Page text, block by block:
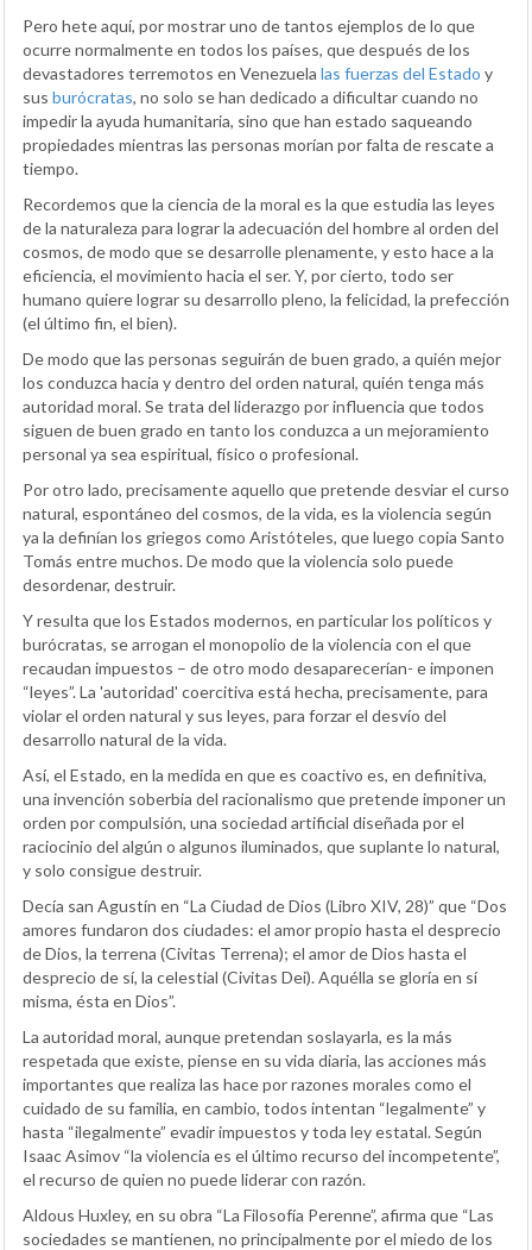
Pero hete aquí, por mostrar uno de tantos ejemplos de lo que
ocurre normalmente en todos los países, que después de los
devastadores terremotos en Venezuela las fuerzas del Estado y
sus burócratas, no solo se han dedicado a dificultar cuando no
impedir la ayuda humanitaria, sino que han estado saqueando
propiedades mientras las personas morían por falta de rescate a
tiempo.
Recordemos que la ciencia de la moral es la que estudia las leyes
de la naturaleza para lograr la adecuación del hombre al orden del
cosmos, de modo que se desarrolle plenamente, y esto hace a la
eficiencia, el movimiento hacia el ser. Y, por cierto, todo ser
humano quiere lograr su desarrollo pleno, la felicidad, la prefección
(el último fin, el bien).
De modo que las personas seguirán de buen grado, a quién mejor
los conduzca hacia y dentro del orden natural, quién tenga más
autoridad moral. Se trata del liderazgo por influencia que todos
siguen de buen grado en tanto los conduzca a un mejoramiento
personal ya sea espiritual, físico o profesional.
Por otro lado, precisamente aquello que pretende desviar el curso
natural, espontáneo del cosmos, de la vida, es la violencia según
ya la definían los griegos como Aristóteles, que luego copia Santo
Tomás entre muchos. De modo que la violencia solo puede
desordenar, destruir.
Y resulta que los Estados modernos, en particular los políticos y
burócratas, se arrogan el monopolio de la violencia con el que
recaudan impuestos – de otro modo desaparecerían- e imponen
“leyes”. La 'autoridad' coercitiva está hecha, precisamente, para
violar el orden natural y sus leyes, para forzar el desvío del
desarrollo natural de la vida.
Así, el Estado, en la medida en que es coactivo es, en definitiva,
una invención soberbia del racionalismo que pretende imponer un
orden por compulsión, una sociedad artificial diseñada por el
raciocinio del algún o algunos iluminados, que suplante lo natural,
y solo consigue destruir.
Decía san Agustín en “La Ciudad de Dios (Libro XIV, 28)” que “Dos
amores fundaron dos ciudades: el amor propio hasta el desprecio
de Dios, la terrena (Civitas Terrena); el amor de Dios hasta el
desprecio de sí, la celestial (Civitas Dei). Aquélla se gloría en sí
misma, ésta en Dios”.
La autoridad moral, aunque pretendan soslayarla, es la más
respetada que existe, piense en su vida diaria, las acciones más
importantes que realiza las hace por razones morales como el
cuidado de su familia, en cambio, todos intentan “legalmente” y
hasta “ilegalmente” evadir impuestos y toda ley estatal. Según
Isaac Asimov “la violencia es el último recurso del incompetente”,
el recurso de quien no puede liderar con razón.
Aldous Huxley, en su obra “La Filosofía Perenne”, afirma que “Las
sociedades se mantienen, no principalmente por el miedo de los